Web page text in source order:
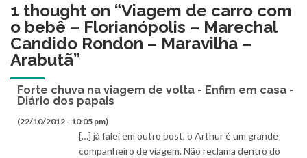
1 thought on “Viagem de carro com
o bebê – Florianópolis – Marechal
Candido Rondon – Maravilha –
Arabutã”
Forte chuva na viagem de volta - Enfim em casa -
Diário dos papais
(22/10/2012 - 10:05 pm)
[…] já falei em outro post, o Arthur é um grande
companheiro de viagem. Não reclama dentro do